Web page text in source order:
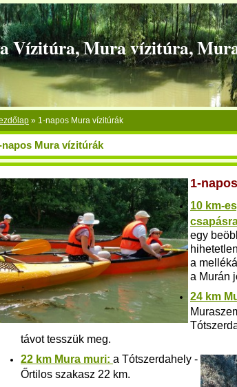
Vízitúra, Mura vízitúra,
» 1-napos Mura vízitúrák
napos Mura vízitúrák
1-
10 km-
egy
a
a Murán
24 km
távot tesszük meg.
22 km Mura muri: a Tótszerdahely -
Őrtilos szakasz 22 km.